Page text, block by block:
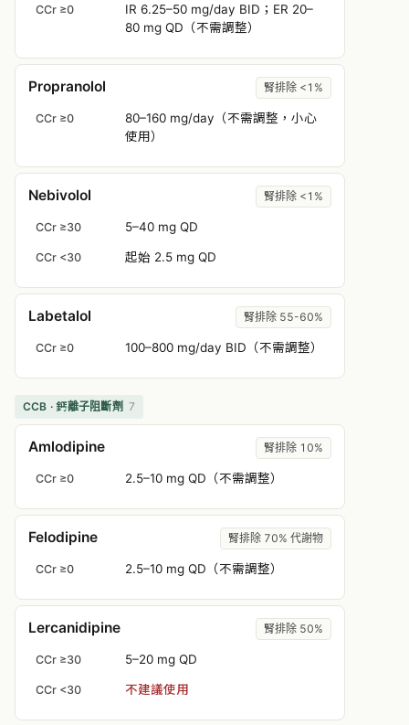
CCr ≥0
IR 6.25–50 mg/day BID；ER 20–
80 mg QD（不需調整）
Propranolol 腎排除 <1%
CCr ≥0
80–160 mg/day（不需調整，小心
使用）
Nebivolol 腎排除 <1%
CCr ≥30 5–40 mg QD
CCr <30 起始 2.5 mg QD
Labetalol 腎排除 55-60%
CCr ≥0 100–800 mg/day BID（不需調整）
CCB · 鈣離子阻斷劑 7
Amlodipine 腎排除 10%
CCr ≥0 2.5–10 mg QD（不需調整）
Felodipine 腎排除 70% 代謝物
CCr ≥0 2.5–10 mg QD（不需調整）
Lercanidipine 腎排除 50%
CCr ≥30 5–20 mg QD
CCr <30 不建議使用